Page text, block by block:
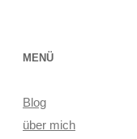
MENÜ
Blog
über mich